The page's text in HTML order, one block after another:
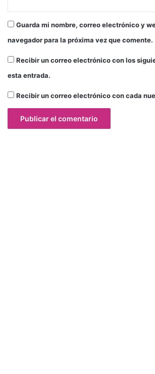
Guarda mi nombre, correo electrónico y
navegador para la próxima vez que comente.
Recibir un correo electrónico con los
esta entrada.
Recibir un correo electrónico con cada